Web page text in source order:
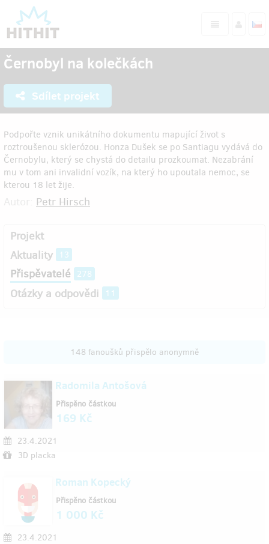
Černobyl na kolečkách
Sdílet projekt
Podpořte vznik unikátního dokumentu mapující život s
roztroušenou sklerózou. Honza Dušek se po Santiagu vydává do
Černobylu, který se chystá do detailu prozkoumat. Nezabrání
mu v tom ani invalidní vozík, na který ho upoutala nemoc, se
kterou 18 let žije.
Petr Hirsch
Projekt
Aktuality
13
Přispěvatelé 278
Otázky a odpovědi 11
148 fanoušků přispělo anonymně
Radomila Antošová
23.4.2021
3D placka
Přispěno částkou
169 Kč
Roman Kopecký
23.4.2021
Přispěno částkou
1 000 Kč